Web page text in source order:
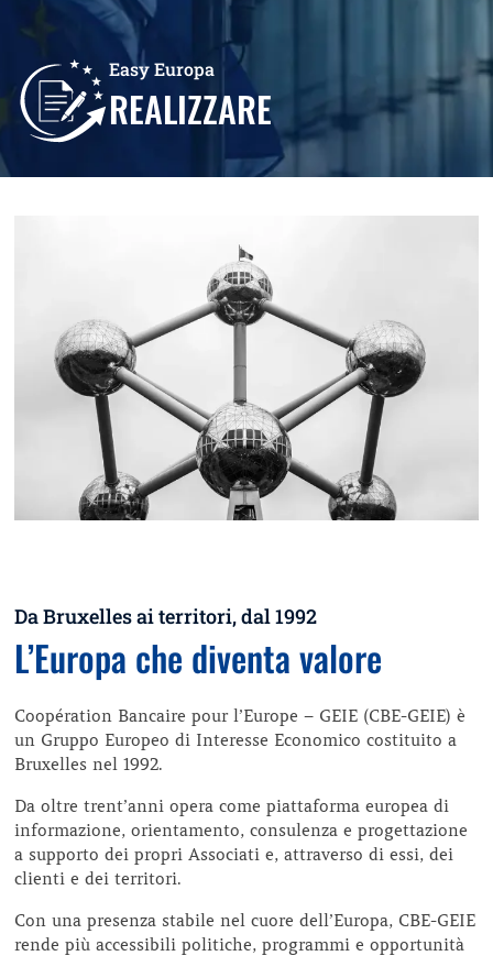
Easy Europa
REALIZZARE
Da Bruxelles ai territori, dal 1992
L’Europa che diventa valore
Coopération Bancaire pour l’Europe – GEIE (CBE-GEIE) è
un Gruppo Europeo di Interesse Economico costituito a
Bruxelles nel 1992.
Da oltre trent’anni opera come piattaforma europea di
informazione, orientamento, consulenza e progettazione
a supporto dei propri Associati e, attraverso di essi, dei
clienti e dei territori.
Con una presenza stabile nel cuore dell’Europa, CBE-GEIE
rende più accessibili politiche, programmi e opportunità